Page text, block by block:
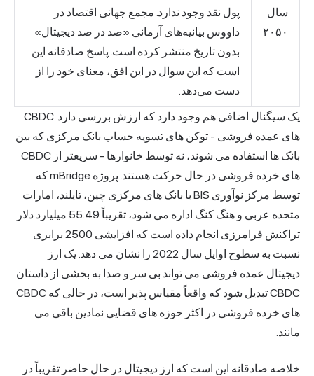
سال
۲۰۵۰
پول نقد وجود ندارد. مجمع جهانی اقتصاد در
داووس بیانیه‌های آرمانی «صد در صد دیجیتال»
بدون تاریخ منتشر کرده است. پاسخ صادقانه این
است که این سوال در این افق، معنای خود را از
دست می‌دهد.
یک سیگنال اضافی هم وجود دارد که ارزش بررسی دارد. CBDC
های عمده فروشی - توکن های تسویه حساب بانک مرکزی که بین
بانک ها استفاده می شوند، نه توسط خانوارها - سریعتر از CBDC
های خرده فروشی در حال حرکت هستند. پروژه mBridge که
توسط مرکز نوآوری BIS با بانک های مرکزی چین، تایلند، امارات
متحده عربی و هنگ کنگ اداره می شود، تقریباً 55.49 میلیارد دلار
تراکنش فرامرزی انجام داده است که افزایشی 2500 برابری
نسبت به سطوح اوایل سال 2022 را نشان می دهد. یک ارز
دیجیتال عمده فروشی می تواند بی سر و صدا به بخشی از داستان
CBDC تبدیل شود که واقعاً مقیاس پذیر است، در حالی که CBDC
های خرده فروشی در اکثر حوزه های قضایی نمادین باقی می
مانند.
خلاصه صادقانه این است که ارز دیجیتال در حال حاضر تقریباً در